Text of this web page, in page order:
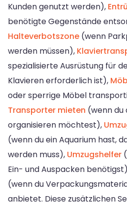
Kunden genutzt werden),
benötigte Gegenstände
Halteverbotszone (wenn
werden müssen),
spezialisierte Ausrüstung für
Klavieren erforderlich ist),
oder sperrige Möbel
Transporter mieten (wenn du
organisieren möchtest),
(wenn du ein Aquarium hast,
werden muss), Umzugshelfer
Ein- und Auspacken
(wenn du
anbietet. Diese zusätzlichen